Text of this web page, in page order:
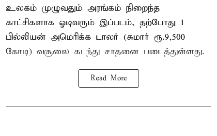
உலகம் முழுவதும் அரங்கம் நிறைந்த
காட்சிகளாக ஓடிவரும் இப்படம், தற்போது 1
பில்லியன் அமெரிக்க டாலர் (சுமார் ரூ.9,500
கோடி) வசூலை கடந்து சாதனை படைத்துள்ளது.
Read More